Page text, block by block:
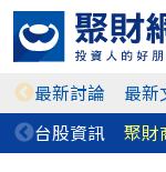
最新討論 最新
台股資訊
聚財